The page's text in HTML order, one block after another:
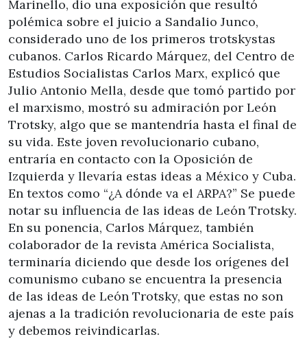
Marinello, dio una exposición que resultó
polémica sobre el juicio a Sandalio Junco,
considerado uno de los primeros trotskystas
cubanos. Carlos Ricardo Márquez, del Centro de
Estudios Socialistas Carlos Marx, explicó que
Julio Antonio Mella, desde que tomó partido por
el marxismo, mostró su admiración por León
Trotsky, algo que se mantendría hasta el final de
su vida. Este joven revolucionario cubano,
entraría en contacto con la Oposición de
Izquierda y llevaría estas ideas a México y Cuba.
En textos como “¿A dónde va el ARPA?” Se puede
notar su influencia de las ideas de León Trotsky.
En su ponencia, Carlos Márquez, también
colaborador de la revista América Socialista,
terminaría diciendo que desde los orígenes del
comunismo cubano se encuentra la presencia
de las ideas de León Trotsky, que estas no son
ajenas a la tradición revolucionaria de este país
y debemos reivindicarlas.